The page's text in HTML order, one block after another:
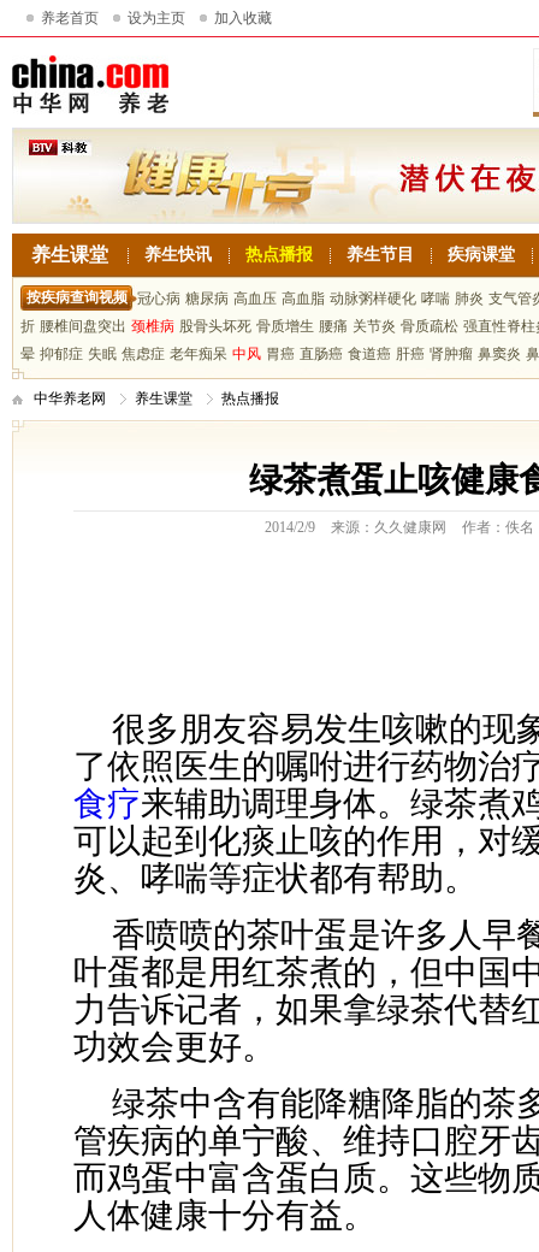
养老首页 设为主页 加入收藏
养生课堂 养生快讯 热点播报 养生节目 疾病课堂
按疾病查询视频 冠心病 糖尿病 高血压 高血脂 动脉粥样硬化 哮喘 肺炎 支气管
折 腰椎间盘突出 颈椎病 股骨头坏死 骨质增生 腰痛 关节炎 骨质疏松 强直性脊柱
晕 抑郁症 失眠 焦虑症 老年痴呆 中风 胃癌 直肠癌 食道癌 肝癌 肾肿瘤 鼻窦炎
中华养老网 养生课堂 热点播报
绿茶煮蛋止咳健康
2014/2/9 来源：久久健康网 作者：佚名
很多朋友容易发生咳嗽的现
了依照医生的嘱咐进行药物治
食疗来辅助调理身体。绿茶煮
可以起到化痰止咳的作用，对
炎、哮喘等症状都有帮助。
香喷喷的茶叶蛋是许多人早
叶蛋都是用红茶煮的，但中国
力告诉记者，如果拿绿茶代替
功效会更好。
绿茶中含有能降糖降脂的茶
管疾病的单宁酸、维持口腔牙
而鸡蛋中富含蛋白质。这些物
人体健康十分有益。